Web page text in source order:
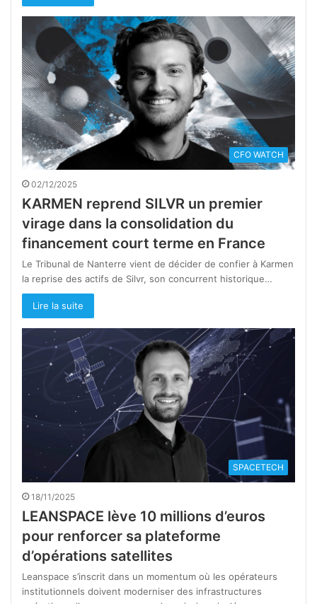
CFO WATCH
02/12/2025
KARMEN reprend SILVR un premier
virage dans la consolidation du
financement court terme en France
Le Tribunal de Nanterre vient de décider de confier à Karmen
la reprise des actifs de Silvr, son concurrent historique…
Lire la suite
SPACETECH
18/11/2025
LEANSPACE lève 10 millions d’euros
pour renforcer sa plateforme
d’opérations satellites
Leanspace s’inscrit dans un momentum où les opérateurs
institutionnels doivent moderniser des infrastructures